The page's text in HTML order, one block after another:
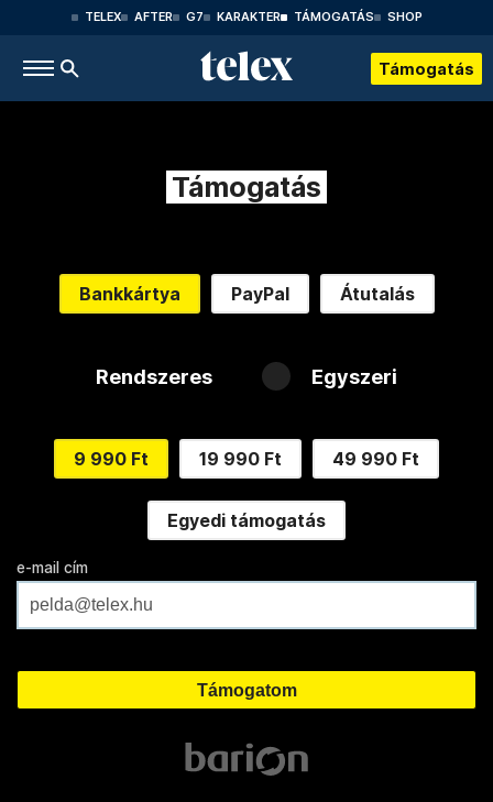
TELEX AFTER G7 KARAKTER TÁMOGATÁS SHOP
Támogatás
Támogatás
Bankkártya PayPal Átutalás
Rendszeres Egyszeri
9 990 Ft 19 990 Ft 49 990 Ft
Egyedi támogatás
e-mail cím